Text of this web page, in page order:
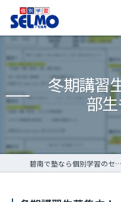
冬期講習
部生
碧南で塾なら個別学習のセルモ碧南霞浦教室